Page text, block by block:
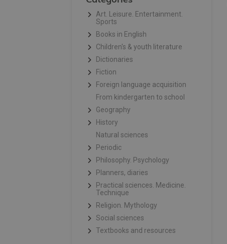
Art. Leisure. Entertainment.
Sports
Books in English
Children's & youth literature
Dictionaries
Fiction
Foreign language acquisition
From kindergarten to school
Geography
History
Natural sciences
Periodic
Philosophy. Psychology
Planners, diaries
Practical sciences. Medicine.
Technique
Religion. Mythology
Social sciences
Textbooks and resources